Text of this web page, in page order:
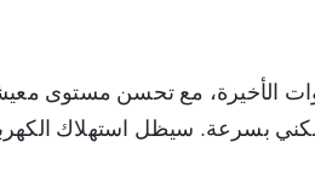
الأخيرة، مع تحسن مستوى
بسرعة. سيظل استهلاك